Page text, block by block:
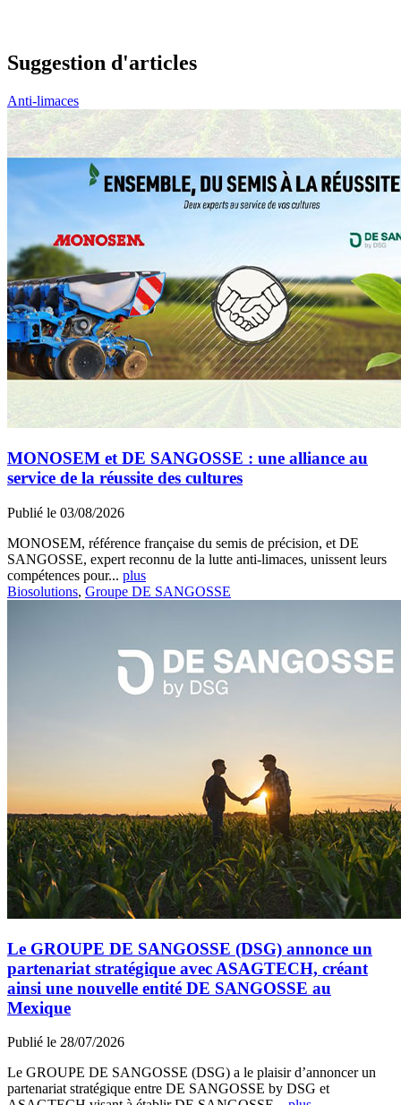
Suggestion d'articles
Anti-limaces
MONOSEM et DE SANGOSSE : une alliance au
service de la réussite des cultures
Publié le 03/08/2026
MONOSEM, référence française du semis de précision, et DE
SANGOSSE, expert reconnu de la lutte anti-limaces, unissent leurs
compétences pour... plus
Biosolutions, Groupe DE SANGOSSE
Le GROUPE DE SANGOSSE (DSG) annonce un
partenariat stratégique avec ASAGTECH, créant
ainsi une nouvelle entité DE SANGOSSE au
Mexique
Publié le 28/07/2026
Le GROUPE DE SANGOSSE (DSG) a le plaisir d’annoncer un
partenariat stratégique entre DE SANGOSSE by DSG et